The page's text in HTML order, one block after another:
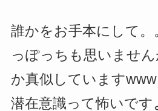
誰かをお手本にして
っぽっちも思いませ
か真似していますwww
潜在意識って怖いです